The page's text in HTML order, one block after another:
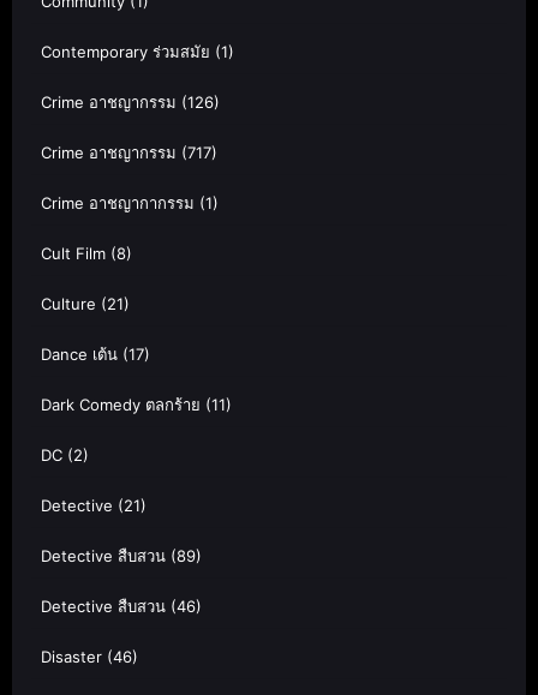
Contemporary ร่วมสมัย (1)
Crime อาชญากรรม (126)
Crime อาชญากรรม (717)
Crime อาชญากากรรม (1)
Cult Film (8)
Culture (21)
Dance เต้น (17)
Dark Comedy ตลกร้าย (11)
DC (2)
Detective (21)
Detective สืบสวน (89)
Detective สืบสวน (46)
Disaster (46)